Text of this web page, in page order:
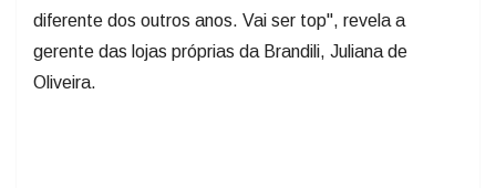
diferente dos outros anos. Vai ser top", revela a
gerente das lojas próprias da Brandili, Juliana de
Oliveira.